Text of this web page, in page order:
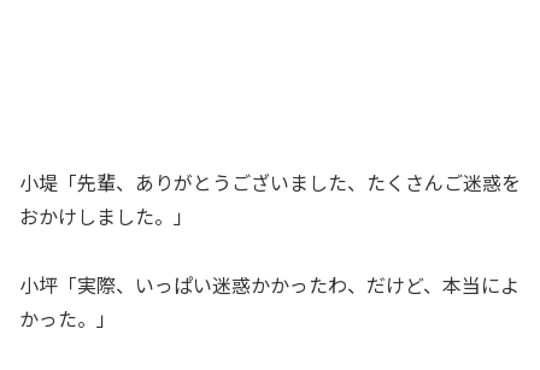
小堤「先輩、ありがとうございました、たくさんご迷惑を
おかけしました。」
小坪「実際、いっぱい迷惑かかったわ、だけど、本当によ
かった。」